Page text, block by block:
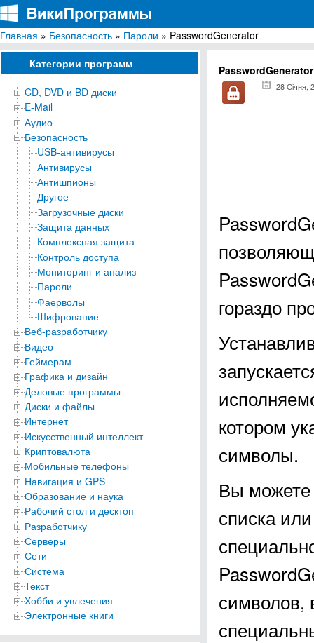
ВикиПрограммы
Энциклопедия бесплатных компьютерных программ для Windows
Главная » Безопасность » Пароли » PasswordGenerator
Категории программ
CD, DVD и BD диски
E-Mail
Аудио
Безопасность
USB-антивирусы
Антивирусы
Антишпионы
Другое
Загрузочные диски
Защита данных
Комплексная защита
Контроль доступа
Мониторинг и анализ
Пароли
Фаерволы
Шифрование
Веб-разработчику
Видео
Геймерам
Графика и дизайн
Деловые программы
Диски и файлы
Интернет
Искусственный интеллект
Криптовалюта
Мобильные телефоны
Навигация и GPS
Образование и наука
Рабочий стол и десктоп
Разработчику
Серверы
Сети
Система
Текст
Хобби и увлечения
Электронные книги
PasswordGenerator
28 Січня,
гораздо
котором
символы.
Вы можете
списка
символов,